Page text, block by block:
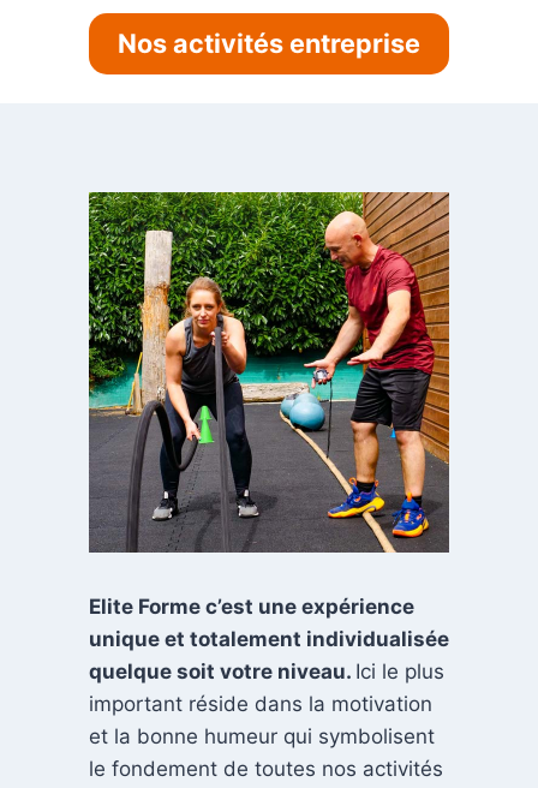
Nos activités entreprise
Elite Forme c’est une expérience
unique et totalement individualisée
quelque soit votre niveau. Ici le plus
important réside dans la motivation
et la bonne humeur qui symbolisent
le fondement de toutes nos activités